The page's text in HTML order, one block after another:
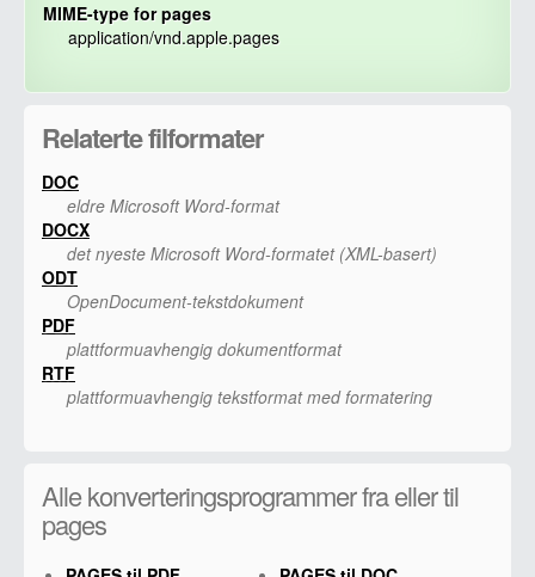
MIME-type for pages
application/vnd.apple.pages
Relaterte filformater
DOC
eldre Microsoft Word-format
DOCX
det nyeste Microsoft Word-formatet (XML-basert)
ODT
OpenDocument-tekstdokument
PDF
plattformuavhengig dokumentformat
RTF
plattformuavhengig tekstformat med formatering
Alle konverteringsprogrammer fra eller til
pages